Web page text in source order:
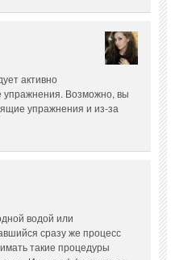
активно
упражнения. Возможно, вы
упражнения и из-за
водой или
сразу же процесс
такие процедуры